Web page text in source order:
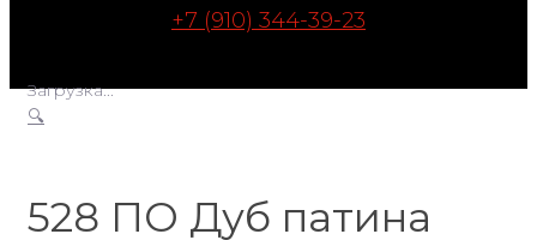
+7 (910) 344-39-23
Загрузка...
🔍
528 ПО Дуб патина